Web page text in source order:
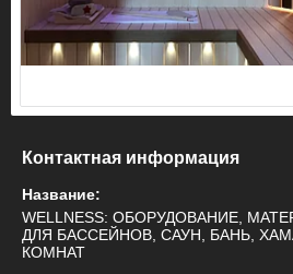
Контактная информация
Название:
WELLNESS: ОБОРУДОВАНИЕ,
ДЛЯ БАССЕЙНОВ, САУН, БАНЬ,
КОМНАТ